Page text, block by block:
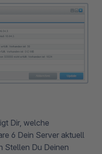
Dir, welche
6 Dein Server aktuell
Stellen Du Deinen